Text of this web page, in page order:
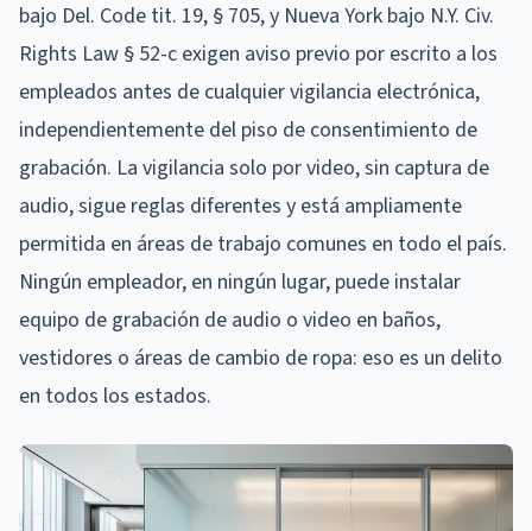
bajo Del. Code tit. 19, § 705, y Nueva York bajo N.Y. Civ.
Rights Law § 52-c exigen aviso previo por escrito a los
empleados antes de cualquier vigilancia electrónica,
independientemente del piso de consentimiento de
grabación. La vigilancia solo por video, sin captura de
audio, sigue reglas diferentes y está ampliamente
permitida en áreas de trabajo comunes en todo el país.
Ningún empleador, en ningún lugar, puede instalar
equipo de grabación de audio o video en baños,
vestidores o áreas de cambio de ropa: eso es un delito
en todos los estados.